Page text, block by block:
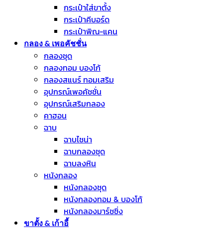
กระเป๋าใส่ขาตั้ง
กระเป๋าคีบอร์ด
กระเป๋าพิณ-แคน
กลอง & เพอคัชชั่น
กลองชุด
กลองทอม บองโก้
กลองสแนร์ ทอมเสริม
อุปกรณ์เพอคัชชั่น
อุปกรณ์เสริมกลอง
คาฮอน
ฉาบ
ฉาบไชน่า
ฉาบกลองชุด
ฉาบลงหิน
หนังกลอง
หนังกลองชุด
หนังกลองทอม & บองโก้
หนังกลองมาร์ชชิ่ง
ขาตั้ง & เก้าอี้